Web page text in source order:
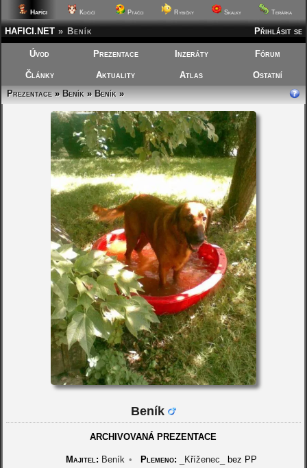
Hafíci Kočičí Ptáčci Rybičky Skalky Terárka
Přihlásit se
HAFICI.NET » Beník
Úvod Prezentace Inzeráty Fórum
Články Aktuality Atlas
Ostatní
Prezentace»Beník»Beník»
Beník
ARCHIVOVANÁ PREZENTACE
Majitel: Beník • Plemeno: _Kříženec_
bez PP